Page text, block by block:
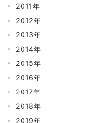
2011年
2012年
2013年
2014年
2015年
2016年
2017年
2018年
2019年